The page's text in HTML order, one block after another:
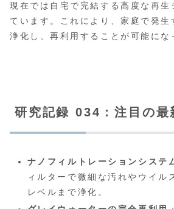
現在では自宅で完結する高度な再生
ています。これにより、家庭で発生
浄化し、再利用することが可能にな
研究記録 034：注目の最
ナノフィルトレーションシステ
ィルターで微細な汚れやウイル
レベルまで浄化。